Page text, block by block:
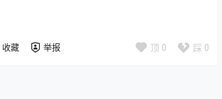
收藏 举报 顶 0 踩 0